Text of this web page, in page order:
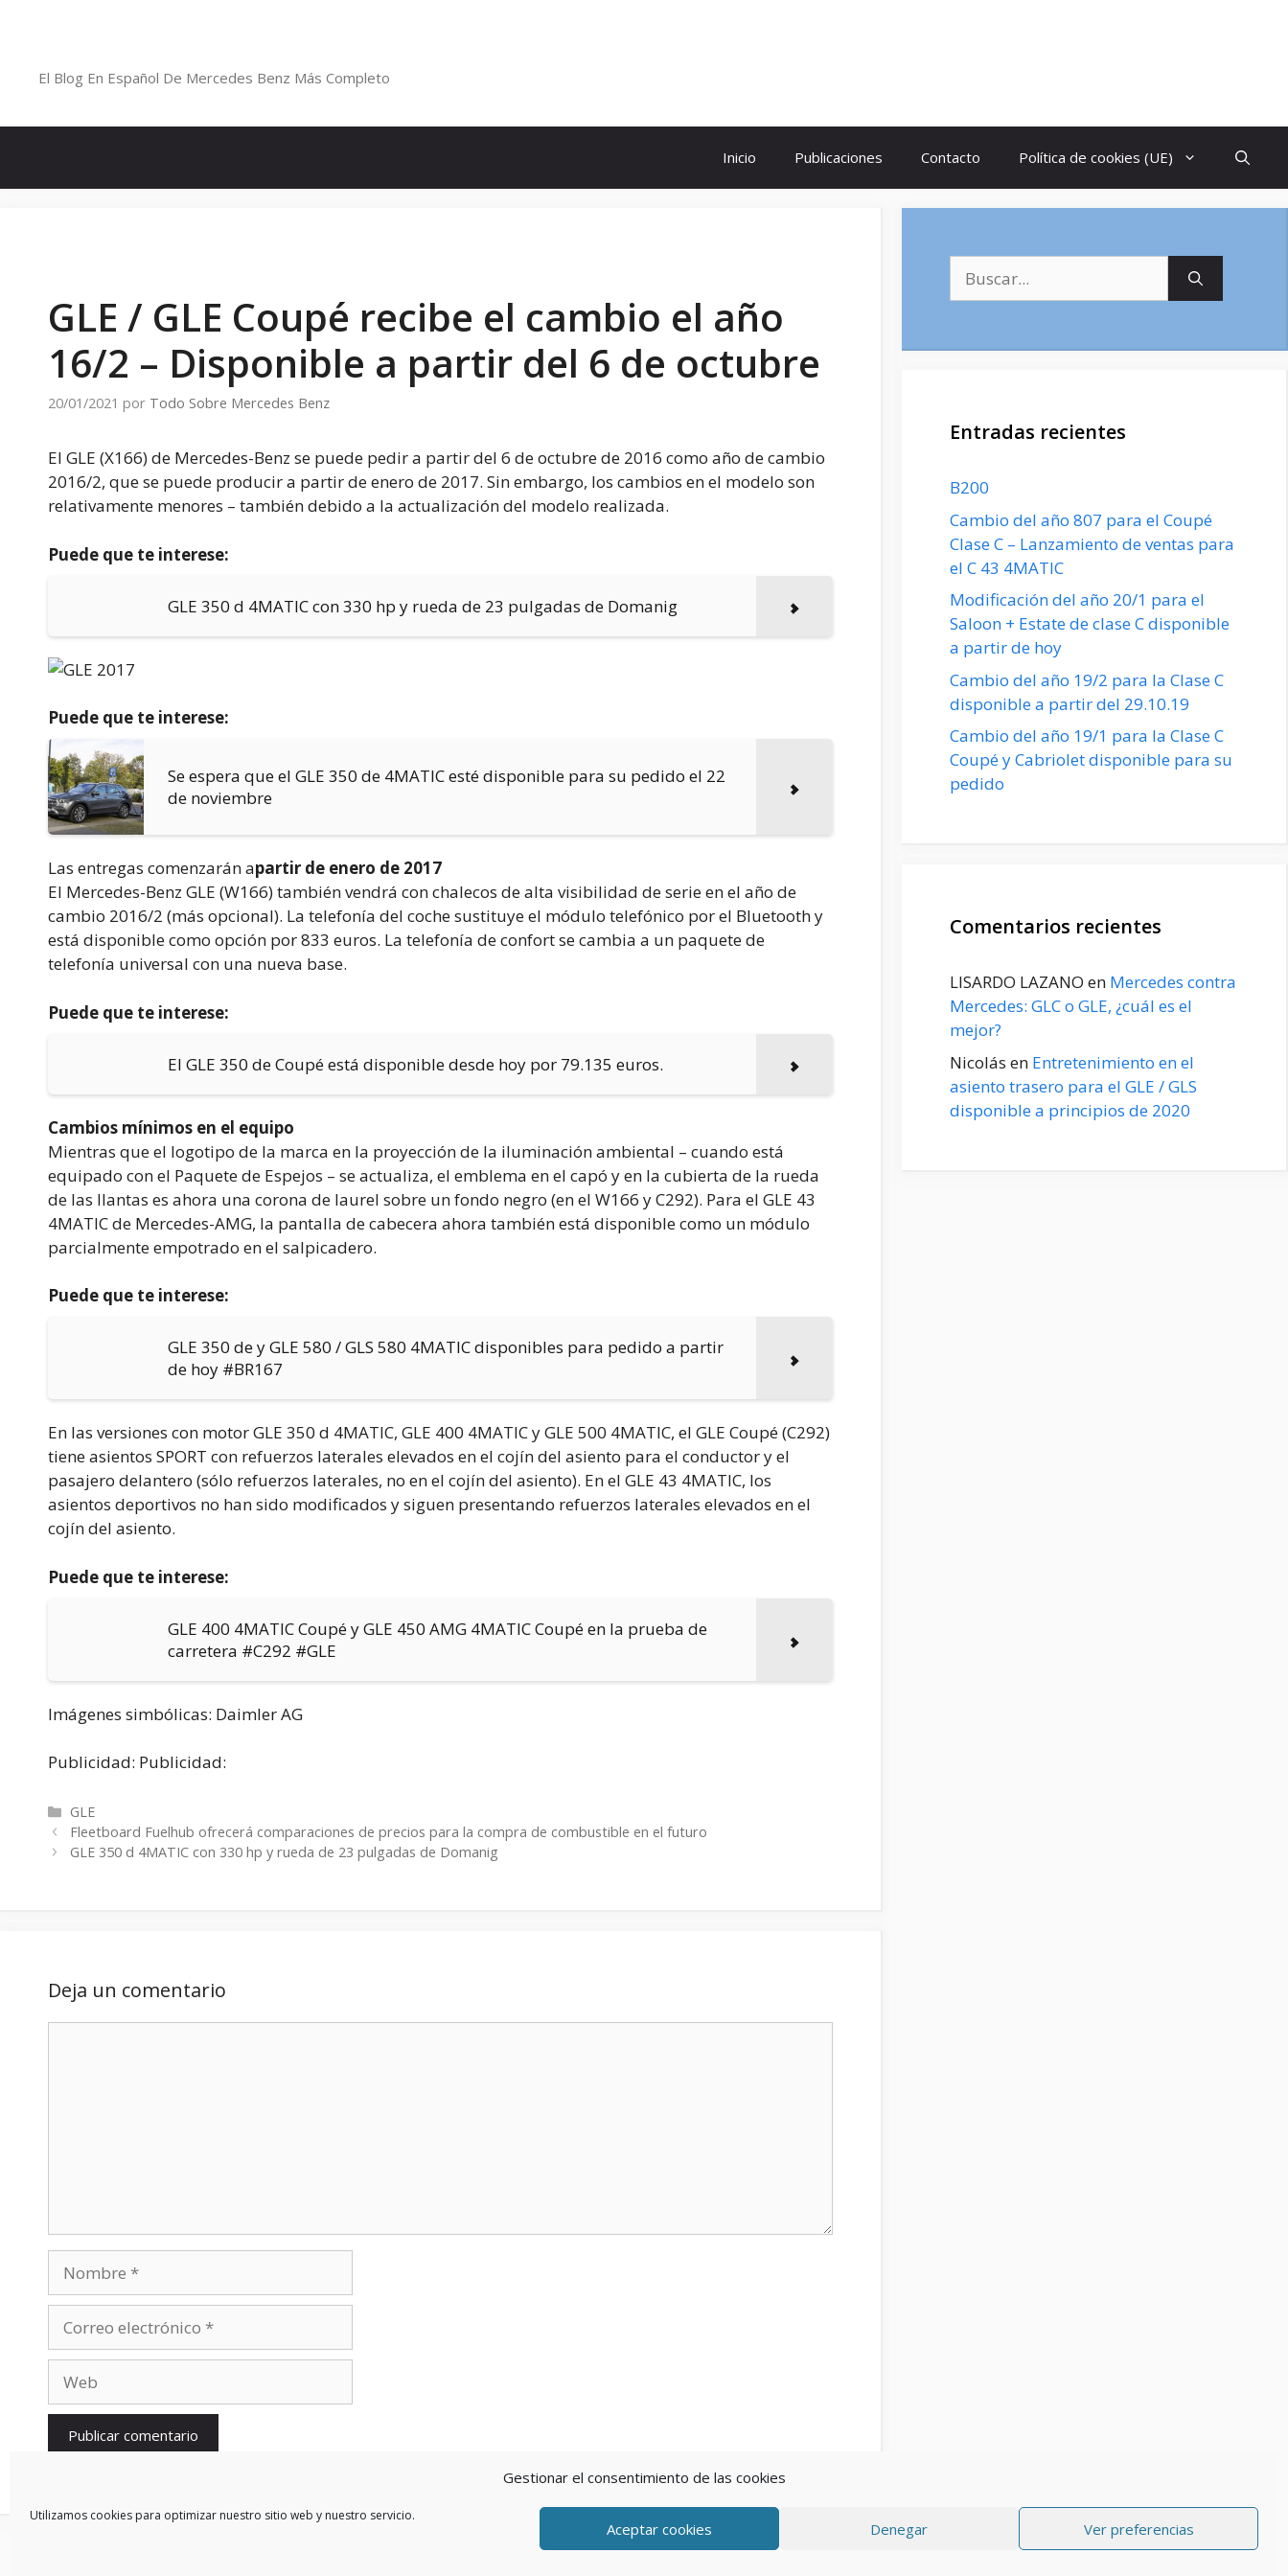
Gestionar el consentimiento de las cookies
Utilizamos cookies para optimizar nuestro sitio web y nuestro servicio.
Aceptar cookies Denegar Ver preferencias
El Blog En Español De Mercedes Benz Más Completo
Inicio Publicaciones Contacto Política de cookies (UE)
GLE / GLE Coupé recibe el cambio el año
16/2 – Disponible a partir del 6 de octubre
20/01/2021 por Todo Sobre Mercedes Benz
El GLE (X166) de Mercedes-Benz se puede pedir a partir del 6 de octubre de 2016 como año de cambio
2016/2, que se puede producir a partir de enero de 2017. Sin embargo, los cambios en el modelo son
relativamente menores – también debido a la actualización del modelo realizada.
Puede que te interese:
GLE 350 d 4MATIC con 330 hp y rueda de 23 pulgadas de Domanig
Puede que te interese:
Se espera que el GLE 350 de 4MATIC esté disponible para su pedido el 22
de noviembre
Las entregas comenzarán apartir de enero de 2017
El Mercedes-Benz GLE (W166) también vendrá con chalecos de alta visibilidad de serie en el año de
cambio 2016/2 (más opcional). La telefonía del coche sustituye el módulo telefónico por el Bluetooth y
está disponible como opción por 833 euros. La telefonía de confort se cambia a un paquete de
telefonía universal con una nueva base.
Puede que te interese:
El GLE 350 de Coupé está disponible desde hoy por 79.135 euros.
Cambios mínimos en el equipo
Mientras que el logotipo de la marca en la proyección de la iluminación ambiental – cuando está
equipado con el Paquete de Espejos – se actualiza, el emblema en el capó y en la cubierta de la rueda
de las llantas es ahora una corona de laurel sobre un fondo negro (en el W166 y C292). Para el GLE 43
4MATIC de Mercedes-AMG, la pantalla de cabecera ahora también está disponible como un módulo
parcialmente empotrado en el salpicadero.
Puede que te interese:
GLE 350 de y GLE 580 / GLS 580 4MATIC disponibles para pedido a partir
de hoy #BR167
En las versiones con motor GLE 350 d 4MATIC, GLE 400 4MATIC y GLE 500 4MATIC, el GLE Coupé (C292)
tiene asientos SPORT con refuerzos laterales elevados en el cojín del asiento para el conductor y el
pasajero delantero (sólo refuerzos laterales, no en el cojín del asiento). En el GLE 43 4MATIC, los
asientos deportivos no han sido modificados y siguen presentando refuerzos laterales elevados en el
cojín del asiento.
Puede que te interese:
GLE 400 4MATIC Coupé y GLE 450 AMG 4MATIC Coupé en la prueba de
carretera #C292 #GLE
Imágenes simbólicas: Daimler AG
Publicidad: Publicidad:
Categorías
GLE
Fleetboard Fuelhub ofrecerá comparaciones de precios para la compra de combustible en el futuro
GLE 350 d 4MATIC con 330 hp y rueda de 23 pulgadas de Domanig
Deja un comentario
electrónico
Entradas recientes
B200
Cambio del año 807 para el Coupé
Clase C – Lanzamiento de ventas para
el C 43 4MATIC
Modificación del año 20/1 para el
Saloon + Estate de clase C disponible
a partir de hoy
Cambio del año 19/2 para la Clase C
disponible a partir del 29.10.19
Cambio del año 19/1 para la Clase C
Coupé y Cabriolet disponible para su
pedido
Comentarios recientes
LISARDO LAZANO en Mercedes contra
Mercedes: GLC o GLE, ¿cuál es el
mejor?
Nicolás en Entretenimiento en el
asiento trasero para el GLE / GLS
disponible a principios de 2020